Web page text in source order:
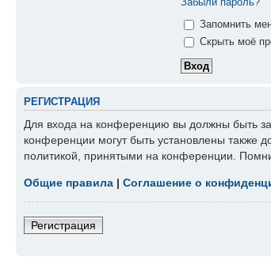
Запомнить
Скрыть моё
РЕГИСТРАЦИЯ
Для входа на конференцию вы должны быть
конференции могут быть установлены также
политикой, принятыми на конференции.
Общие правила | Соглашение о
Регистрация